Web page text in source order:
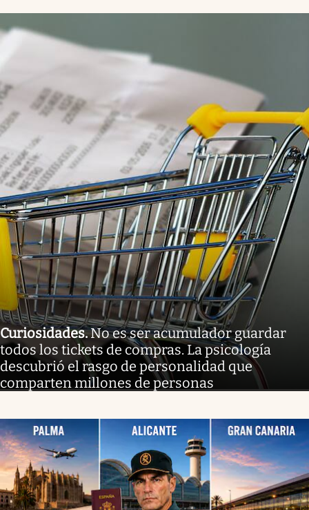
Curiosidades.No es ser acumulador guardar
todos los tickets de compras. La psicología
descubrió el rasgo de personalidad que
comparten millones de personas